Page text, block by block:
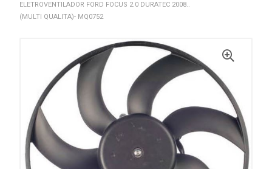
ELETROVENTILADOR FORD FOCUS 2.0 DURATEC 2008..
(MULTI QUALITA)- MQ0752